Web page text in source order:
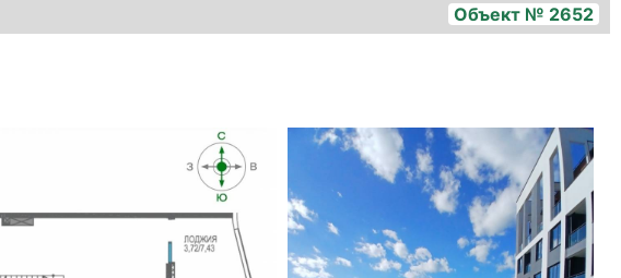
Объект № 2652